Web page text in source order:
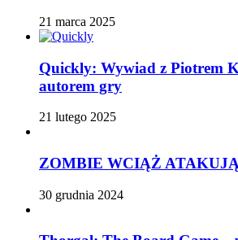
21 marca 2025
Quickly: Wywiad z Piotrem
autorem gry
21 lutego 2025
ZOMBIE WCIĄŻ ATAKUJĄ
30 grudnia 2024